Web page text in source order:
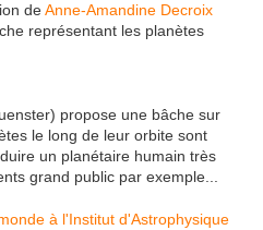
deAnne-Amandine Decroix
représentant les planètes
propose une bâche sur
le long de leur orbite sont
un planétaire humain très
grand public par exemple...
à l'Institut d'Astrophysique